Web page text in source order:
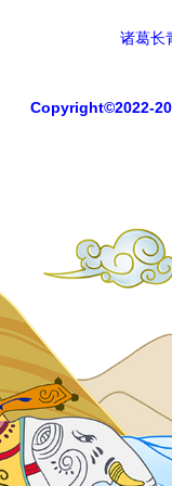
诸葛长
Copyright©2022-